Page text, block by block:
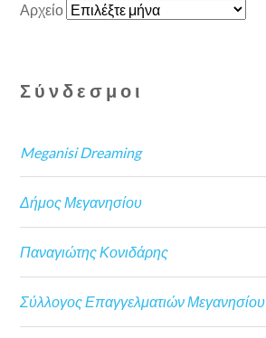
Αρχείο
Σύνδεσμοι
Meganisi Dreaming
Δήμος Μεγανησίου
Παναγιώτης Κονιδάρης
Σύλλογος Επαγγελματιών Μεγανησίου